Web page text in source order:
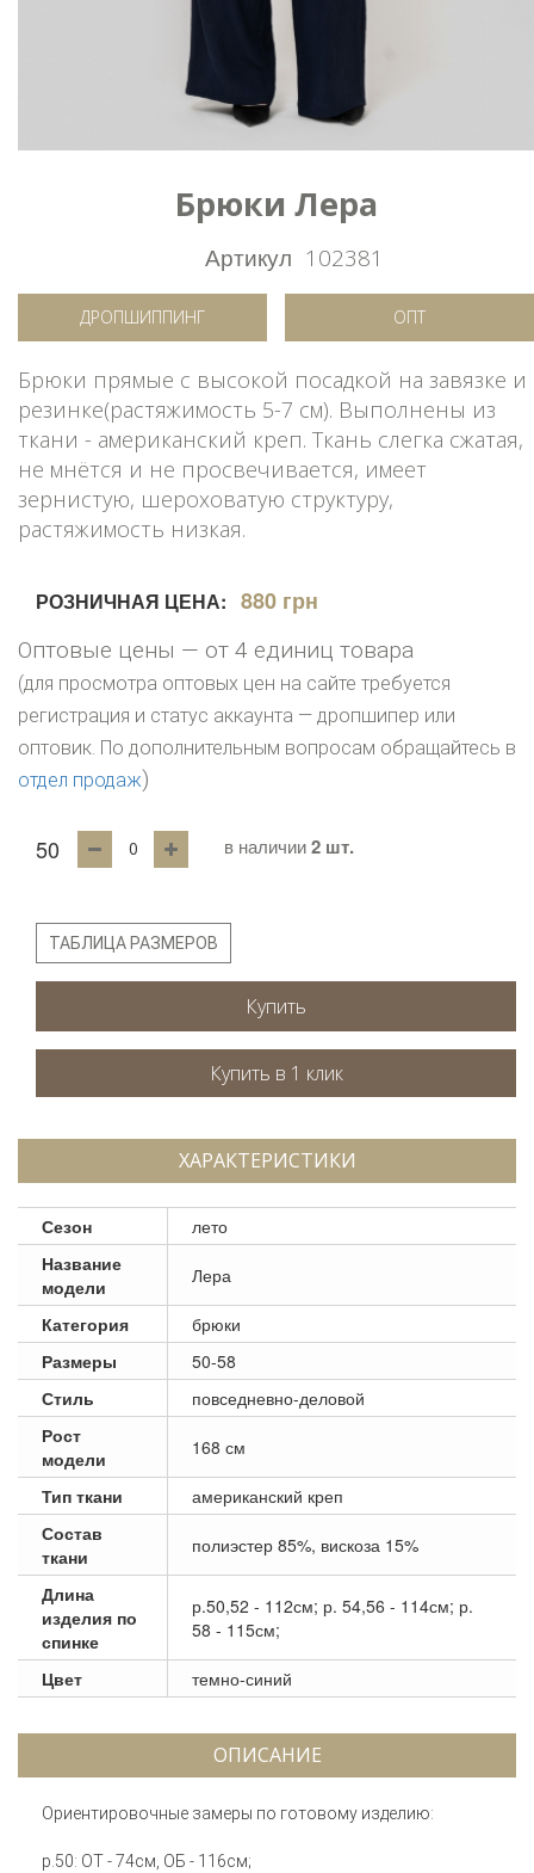
Брюки Лера
Артикул 102381
ДРОПШИППИНГ ОПТ
Брюки прямые с высокой посадкой на завязке и
резинке(растяжимость 5-7 см). Выполнены из
ткани - американский креп. Ткань слегка сжатая,
не мнётся и не просвечивается, имеет
зернистую, шероховатую структуру,
растяжимость низкая.
РОЗНИЧНАЯ ЦЕНА: 880 грн
Оптовые цены — от 4 единиц товара
(для просмотра оптовых цен на сайте требуется
регистрация и статус аккаунта — дропшипер или
оптовик. По дополнительным вопросам обращайтесь в
отдел продаж)
50 в наличии2 шт.
ТАБЛИЦА РАЗМЕРОВ
Купить
ХАРАКТЕРИСТИКИ
Сезон
лето
Название
модели
Лера
Категория
брюки
Размеры
50-58
Стиль
повседневно-деловой
Рост
модели
168 см
Тип ткани
американский креп
Состав
ткани
полиэстер 85%, вискоза 15%
Длина
изделия по
спинке
р.50,52 - 112см; р. 54,56 - 114см; р.
58 - 115см;
Цвет темно-синий
ОПИСАНИЕ
Ориентировочные замеры по готовому изделию:
р.50: ОТ - 74см, ОБ - 116см;